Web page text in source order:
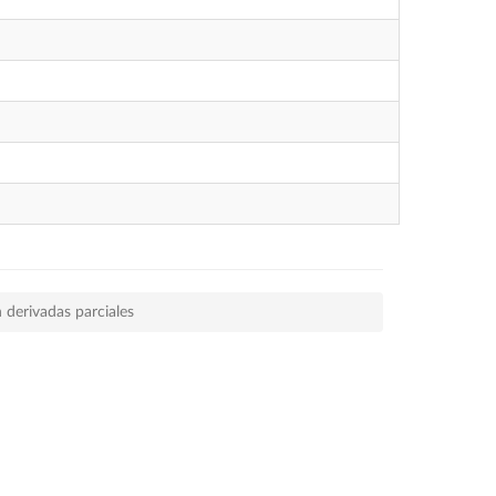
parciales